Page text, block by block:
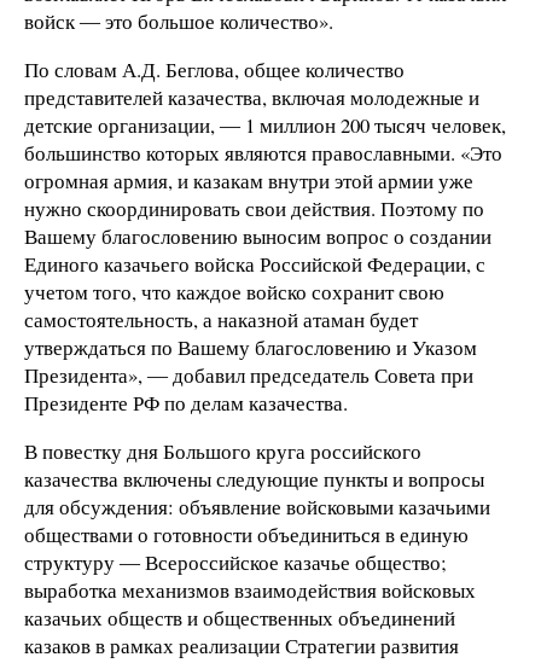
войск ― это большое количество».
По словам А.Д. Беглова, общее количество
представителей казачества, включая молодежные и
детские организации, ― 1 миллион 200 тысяч человек,
большинство которых являются православными. «Это
огромная армия, и казакам внутри этой армии уже
нужно скоординировать свои действия. Поэтому по
Вашему благословению выносим вопрос о создании
Единого казачьего войска Российской Федерации, с
учетом того, что каждое войско сохранит свою
самостоятельность, а наказной атаман будет
утверждаться по Вашему благословению и Указом
Президента», ― добавил председатель Совета при
Президенте РФ по делам казачества.
В повестку дня Большого круга российского
казачества включены следующие пункты и вопросы
для обсуждения: объявление войсковыми казачьими
обществами о готовности объединиться в единую
структуру ― Всероссийское казачье общество;
выработка механизмов взаимодействия войсковых
казачьих обществ и общественных объединений
казаков в рамках реализации Стратегии развития